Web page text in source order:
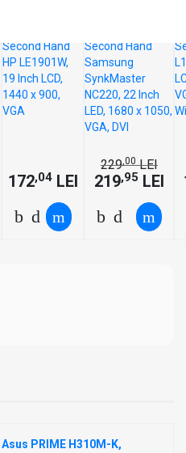
19 Inch
LCD, 1440
x 900, VGA
172,04LEI
SynkMaster
NC220, 22
Inch LED,
1680 x
1050, VGA,
DVI
229,00LEI
219,95 LEI
PRIME H310M-K,